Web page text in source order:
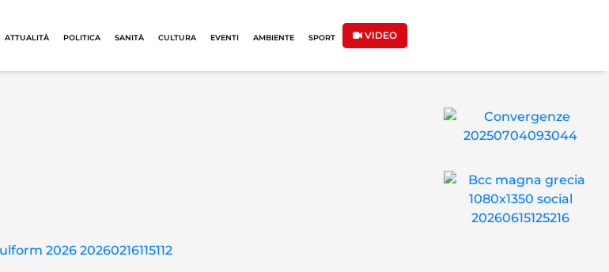
ATTUALITÀ POLITICA SANITÀ CULTURA EVENTI AMBIENTE SPORT VIDEO